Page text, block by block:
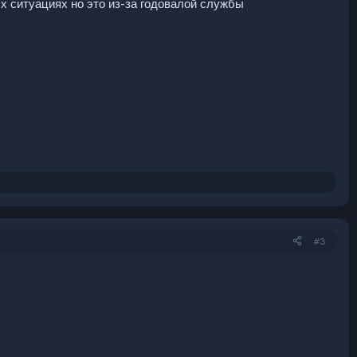
ситуациях но это из-за годовалой службы
#3